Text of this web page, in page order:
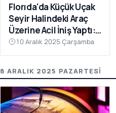
Florıda'da Küçük Uçak
Seyir Halindeki Araç
Üzerine Acil İniş Yaptı: 1
Yaralı
10 Aralık 2025 Çarşamba
8 ARALIK 2025 PAZARTESI